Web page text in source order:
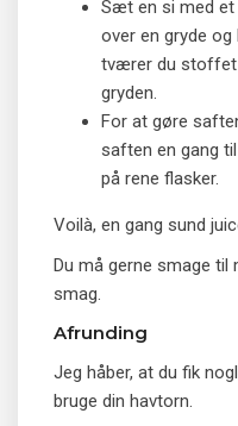
Sæt en si med et
over en gryde og
tværer du stoffet
gryden.
For at gøre
saften en gang
på rene flasker.
Voilà, en gang sund
Du må gerne smage til
smag.
Afrunding
Jeg håber, at du fik
bruge din havtorn.